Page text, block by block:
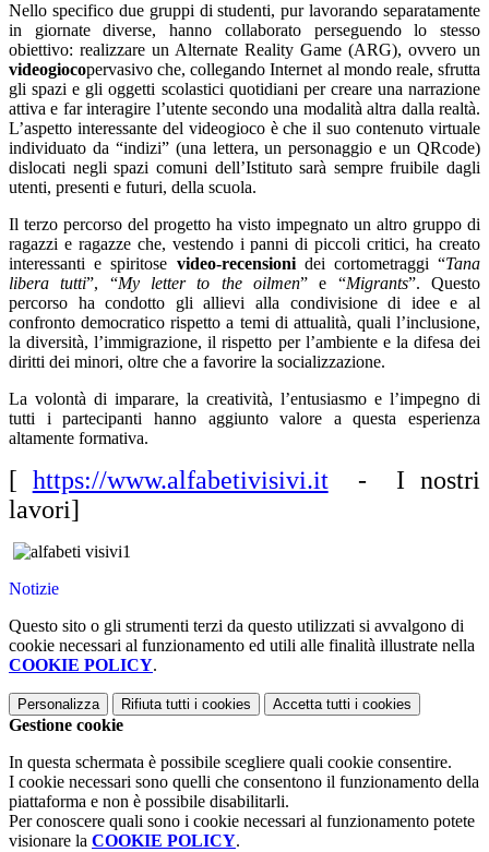
Nello specifico due gruppi di studenti, pur lavorando separatamente
in giornate diverse, hanno collaborato perseguendo lo stesso
obiettivo: realizzare un Alternate Reality Game (ARG), ovvero un
videogiocopervasivo che, collegando Internet al mondo reale, sfrutta
gli spazi e gli oggetti scolastici quotidiani per creare una narrazione
attiva e far interagire l’utente secondo una modalità altra dalla realtà.
L’aspetto interessante del videogioco è che il suo contenuto virtuale
individuato da “indizi” (una lettera, un personaggio e un QRcode)
dislocati negli spazi comuni dell’Istituto sarà sempre fruibile dagli
utenti, presenti e futuri, della scuola.
Il terzo percorso del progetto ha visto impegnato un altro gruppo di
ragazzi e ragazze che, vestendo i panni di piccoli critici, ha creato
interessanti e spiritose video-recensionidei cortometraggi “Tana
libera tutti”, “My letter to the oilmen” e “Migrants”. Questo
percorso ha condotto gli allievi alla condivisione di idee e al
confronto democratico rispetto a temi di attualità, quali l’inclusione,
la diversità, l’immigrazione, il rispetto per l’ambiente e la difesa dei
diritti dei minori, oltre che a favorire la socializzazione.
La volontà di imparare, la creatività, l’entusiasmo e l’impegno di
tutti i partecipanti hanno aggiunto valore a questa esperienza
altamente formativa.
[ https://www.alfabetivisivi.it- I nostri
lavori]
Notizie
Questo sito o gli strumenti terzi da questo utilizzati si avvalgono di
cookie necessari al funzionamento ed utili alle finalità illustrate nella
COOKIE POLICY.
Personalizza Rifiuta tutti i cookies Accetta tutti i cookies
Gestione cookie
In questa schermata è possibile scegliere quali cookie consentire.
I cookie necessari sono quelli che consentono il funzionamento della
piattaforma e non è possibile disabilitarli.
Per conoscere quali sono i cookie necessari al funzionamento potete
visionare la COOKIE POLICY.